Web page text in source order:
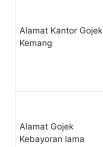
Alamat Kantor Gojek
Kemang
Alamat Gojek
Kebayoran lama